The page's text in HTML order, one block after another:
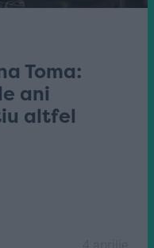
Toma:
ani
altfel